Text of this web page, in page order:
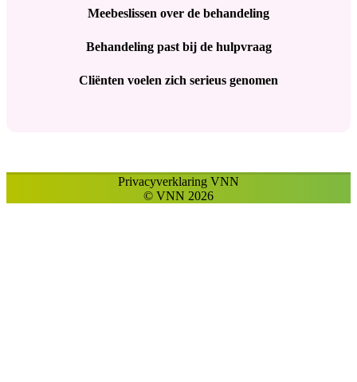
Meebeslissen over de behandeling
Behandeling past bij de hulpvraag
Cliënten voelen zich serieus genomen
© VNN 2026
Privacyverklaring VNN